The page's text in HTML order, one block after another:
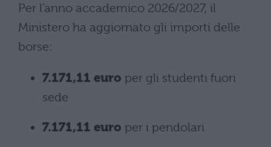
Per l’anno accademico 2026/2027, il
Ministero ha aggiornato gli importi delle
borse:
7.171,11 euro per gli studenti fuori
sede
7.171,11 euro per i pendolari